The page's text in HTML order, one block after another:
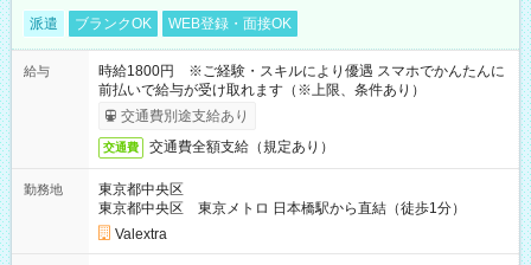
派遣 ブランクOK WEB登録・面接OK
給与
時給1800円 ※ご経験・スキルにより優遇 スマホでかんたんに
前払いで給与が受け取れます（※上限、条件あり）
交通費別途支給あり
交通費 交通費全額支給（規定あり）
勤務地
東京都中央区
東京都中央区 東京メトロ 日本橋駅から直結（徒歩1分）
Valextra